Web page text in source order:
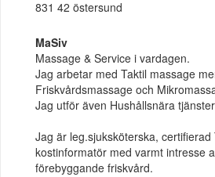
831 42 östersund
MaSiv
Massage & Service i vardagen.
Jag arbetar med Taktil massage
Friskvårdsmassage och
Jag utför även Hushållsnära
Jag är leg.sjuksköterska, certifierad
kostinformatör med varmt intresse
förebyggande friskvård.